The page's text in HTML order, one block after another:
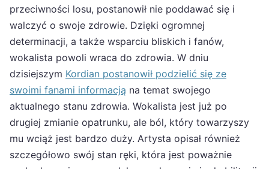
przeciwności losu, postanowił nie poddawać się i
walczyć o swoje zdrowie. Dzięki ogromnej
determinacji, a także wsparciu bliskich i fanów,
wokalista powoli wraca do zdrowia. W dniu
dzisiejszym Kordian postanowił podzielić się ze
swoimi fanami informacją na temat swojego
aktualnego stanu zdrowia. Wokalista jest już po
drugiej zmianie opatrunku, ale ból, który towarzyszy
mu wciąż jest bardzo duży. Artysta opisał również
szczegółowo swój stan ręki, która jest poważnie